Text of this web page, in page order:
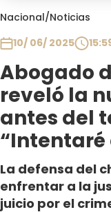
Nacional/Noticias
10/ 06/ 2025
Abogado
reveló la
antes del
La defensa del
enfrentar a la
juicio por el
Club De La
Plan Perfecto
El Tiempo
Sabingo
Todos Los